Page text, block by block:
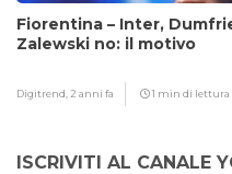
Fiorentina – Inter,
Zalewski no: il motivo
Digitrend, 2 anni fa 1 min di lettura
ISCRIVITI AL CANALE